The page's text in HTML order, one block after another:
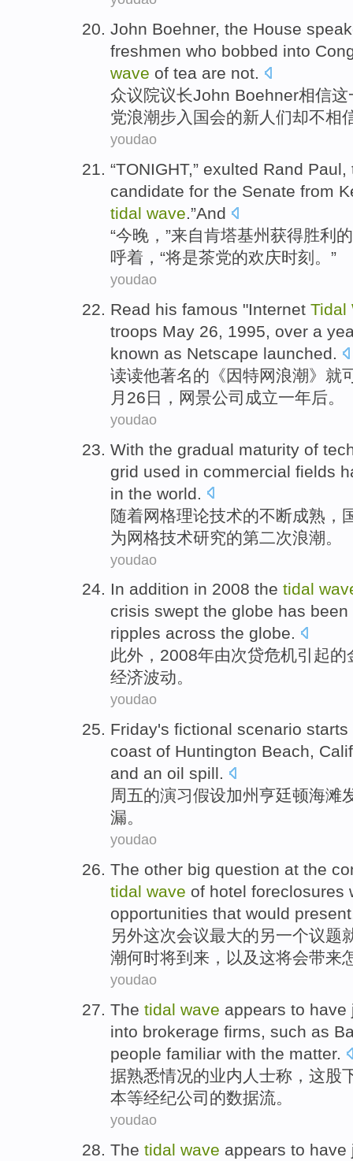
John Boehner, the House
freshmen who bobbed into
wave of tea are not.
众议院议长John Boehner相信这
党浪潮步入 国会的新 人们却不相
youdao
“TONIGHT,” exulted Rand Paul,
candidate for the Senate from
tidal wave.”And
“今晚 ，”来自肯塔基州获得胜利 的
呼着，“将是茶党的欢庆时刻。”
youdao
Read his famous "Internet Tidal
troops May 26, 1995, over a
known as Netscape launched.
读读他著名的《因特网浪潮》就
月 26 日，网景公司 成立一年后。
youdao
With the gradual maturity of
grid used in commercial fields
in the world.
随着网格理论技术的不断成熟 ，
为网格技术研究的第二次浪潮 。
youdao
In addition in 2008 the tidal
crisis swept the globe has been
ripples across the globe.
此外 ，2008年由次贷危机引起的
经济波动。
youdao
Friday's fictional scenario
coast of Huntington Beach,
and an oil spill.
周五的演习假设加州亨廷顿海滩
漏。
youdao
The other big question at the
tidal wave of hotel foreclosures
opportunities that would present
另外这次会议最大的另一个议题
潮何时将到来 ， 以及这将会带来
youdao
The tidal wave appears to
into brokerage firms, such as
people familiar with the matter.
据熟悉情况的业内 人士称，这股
本等经纪公司 的数据流。
youdao
The tidal wave appears to